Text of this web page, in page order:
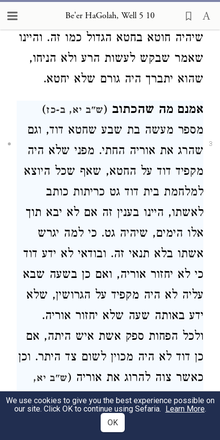
Be'er HaGolah, Well 5 10שהם יסודי העולם, ואין הדעת נותן
שיהיה חוטא בחטא הגדול כמו זה. והיינו
שאמר שבקש לעשות הרע ולא הניחו,
שהוא יתברך היה גורם שלא יחטא.
3
אמנם מה שהכתוב (ש"ב יא, ב-כז)
מספר מעשה בת שבע שחטא דוד, וגם
שהרג את אוריה החתי. מפני שלא היה
מקפיד דוד על החטא, שאף שכל היוצא
למלחמת בית דוד גט כריתות כותב
לאשתו, היינו בענין זה אם לא יבא תוך
אלו הימים, שיהיה גט. כי למה יגרש
אשתו בלא תנאי זה. ובודאי לא ידע דוד
כי לא יחזור אוריה, ואם כן בשעה שבא
עליה לא היה מקפיד על הגרושין, שלא
ידע באותה שעה שלא יחזור אוריה.
ולכל הפחות ספק אשת איש היתה, אם
כן דוד לא היה מכוין לשום צד היתר. וכן
כאשר צוה להרוג את אוריה (ש"ב יא,
טו), לא היה בשביל שמרד במלכות,
שאם כן היה דן אותו בסנהדרין, כדאמר
We use cookies to give you the best experience possible on
our site. Click OK to continue using Sefaria. Learn More.
OK